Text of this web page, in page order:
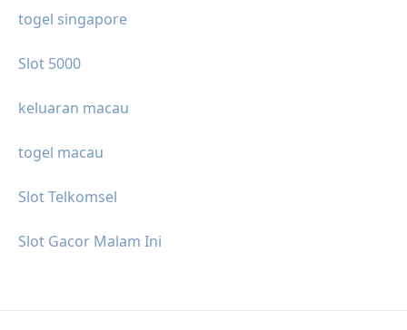
togel singapore
Slot 5000
keluaran macau
togel macau
Slot Telkomsel
Slot Gacor Malam Ini